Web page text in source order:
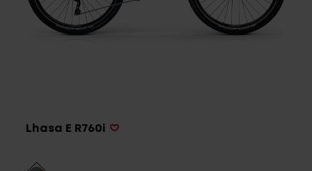
Partner
Finde dein Bike
Lhasa E R760i